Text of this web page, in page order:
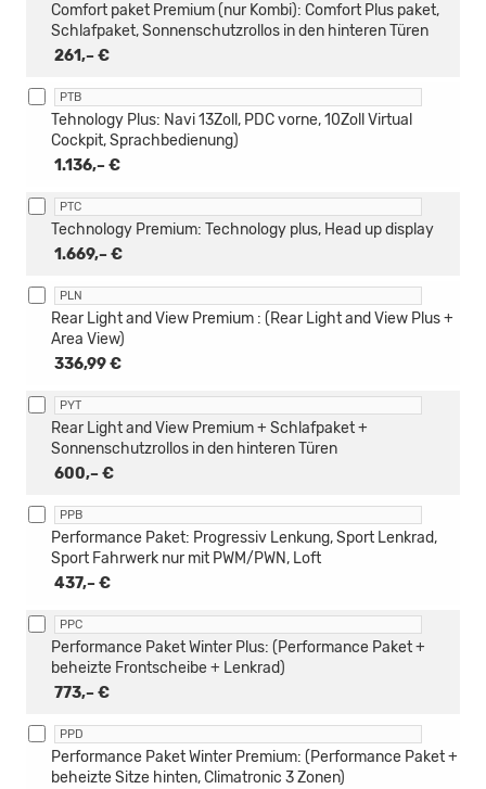
261,– €
Comfort paket Premium (nur Kombi): Comfort Plus paket,
Schlafpaket, Sonnenschutzrollos in den hinteren Türen
PTB
1.136,– €
Tehnology Plus: Navi 13Zoll, PDC vorne, 10Zoll Virtual
Cockpit, Sprachbedienung)
PTC
1.669,– €
Technology Premium: Technology plus, Head up display
PLN
336,99 €
Rear Light and View Premium : (Rear Light and View Plus +
Area View)
PYT
600,– €
Rear Light and View Premium + Schlafpaket +
Sonnenschutzrollos in den hinteren Türen
PPB
437,– €
Performance Paket: Progressiv Lenkung, Sport Lenkrad,
Sport Fahrwerk nur mit PWM/PWN, Loft
PPC
773,– €
Performance Paket Winter Plus: (Performance Paket +
beheizte Frontscheibe + Lenkrad)
PPD
Performance Paket Winter Premium: (Performance Paket +
beheizte Sitze hinten, Climatronic 3 Zonen)